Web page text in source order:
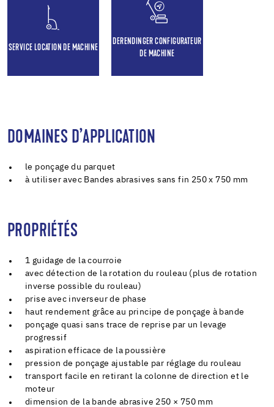
SERVICE LOCATION DE MACHINE
DERENDINGER CONFIGURATEUR
DE MACHINE
DOMAINES D’APPLICATION
le ponçage du parquet
à utiliser avec Bandes abrasives sans fin 250 x 750 mm
PROPRIÉTÉS
1 guidage de la courroie
avec détection de la rotation du rouleau (plus de rotation
inverse possible du rouleau)
prise avec inverseur de phase
haut rendement grâce au principe de ponçage à bande
ponçage quasi sans trace de reprise par un levage
progressif
aspiration efficace de la poussière
pression de ponçage ajustable par réglage du rouleau
transport facile en retirant la colonne de direction et le
moteur
dimension de la bande abrasive 250 × 750 mm